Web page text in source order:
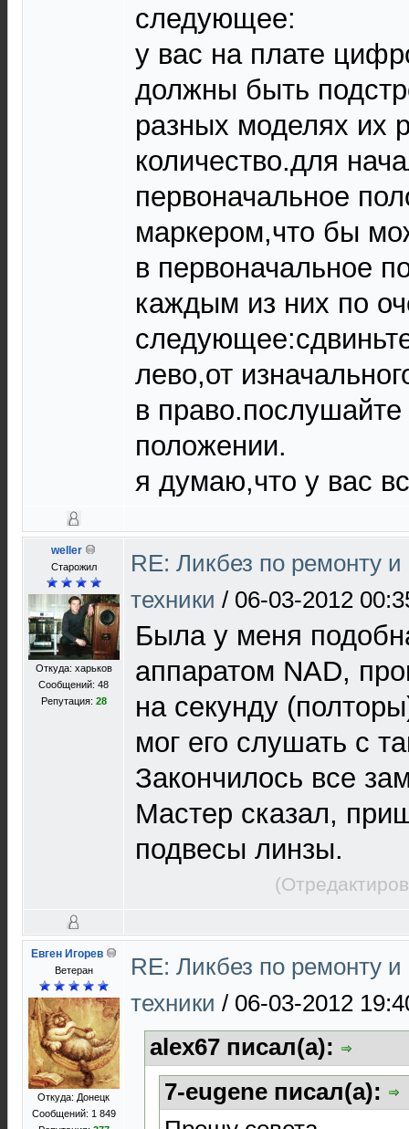
следующее:
у вас на плате
должны быть
разных моделях их
количество.для
первоначальное
маркером,что бы
в первоначальное
каждым из них по
лево,от
в
положении.
я думаю,что у вас
weller
Старожил
Откуда: харьков
Сообщений: 48
Репутация: 28
RE: Ликбез по ремонту
техники / 06-03-2012
Была у меня
аппаратом NAD,
на секунду
мог его слушать с
Закончилось все
Мастер сказал,
подвесы линзы.
Евген Игорев
Ветеран
Откуда: Донецк
Сообщений: 1 849
RE: Ликбез по ремонту
техники / 06-03-2012
alex67 писал(а):
7-eugene писал(а):